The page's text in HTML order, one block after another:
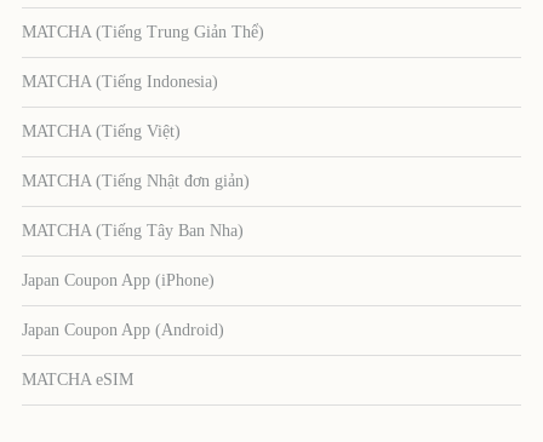
MATCHA (Tiếng Trung Giản Thể)
MATCHA (Tiếng Indonesia)
MATCHA (Tiếng Việt)
MATCHA (Tiếng Nhật đơn giản)
MATCHA (Tiếng Tây Ban Nha)
Japan Coupon App (iPhone)
Japan Coupon App (Android)
MATCHA eSIM